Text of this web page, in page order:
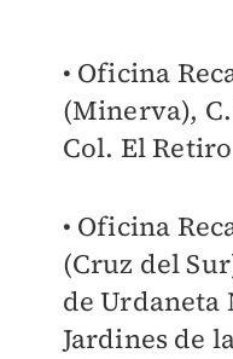
• Oficina
(Minerva),
Col. El Retiro
• Oficina
(Cruz del
de Urdaneta
Jardines de